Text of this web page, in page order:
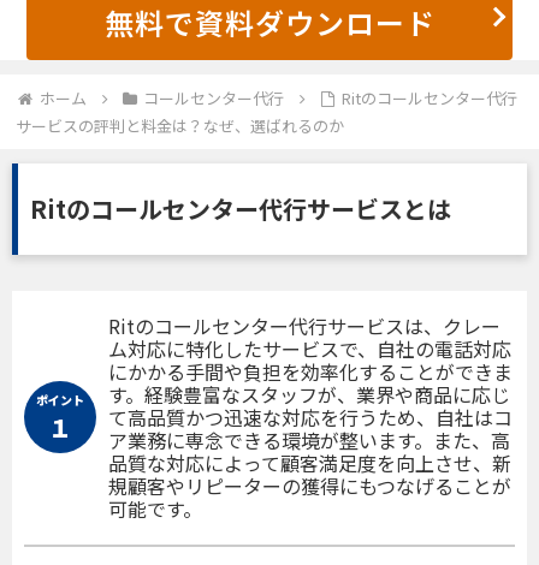
無料で資料ダウンロード
ホーム コールセンター代行
Ritのコールセンター代行
サービスの評判と料金は？なぜ、選ばれるのか
Ritのコールセンター代行サービスとは
ポイント
１
Ritのコールセンター代行サービスは、クレー
ム対応に特化したサービスで、自社の電話対応
にかかる手間や負担を効率化することができま
す。経験豊富なスタッフが、業界や商品に応じ
て高品質かつ迅速な対応を行うため、自社はコ
ア業務に専念できる環境が整います。また、高
品質な対応によって顧客満足度を向上させ、新
規顧客やリピーターの獲得にもつなげることが
可能です。